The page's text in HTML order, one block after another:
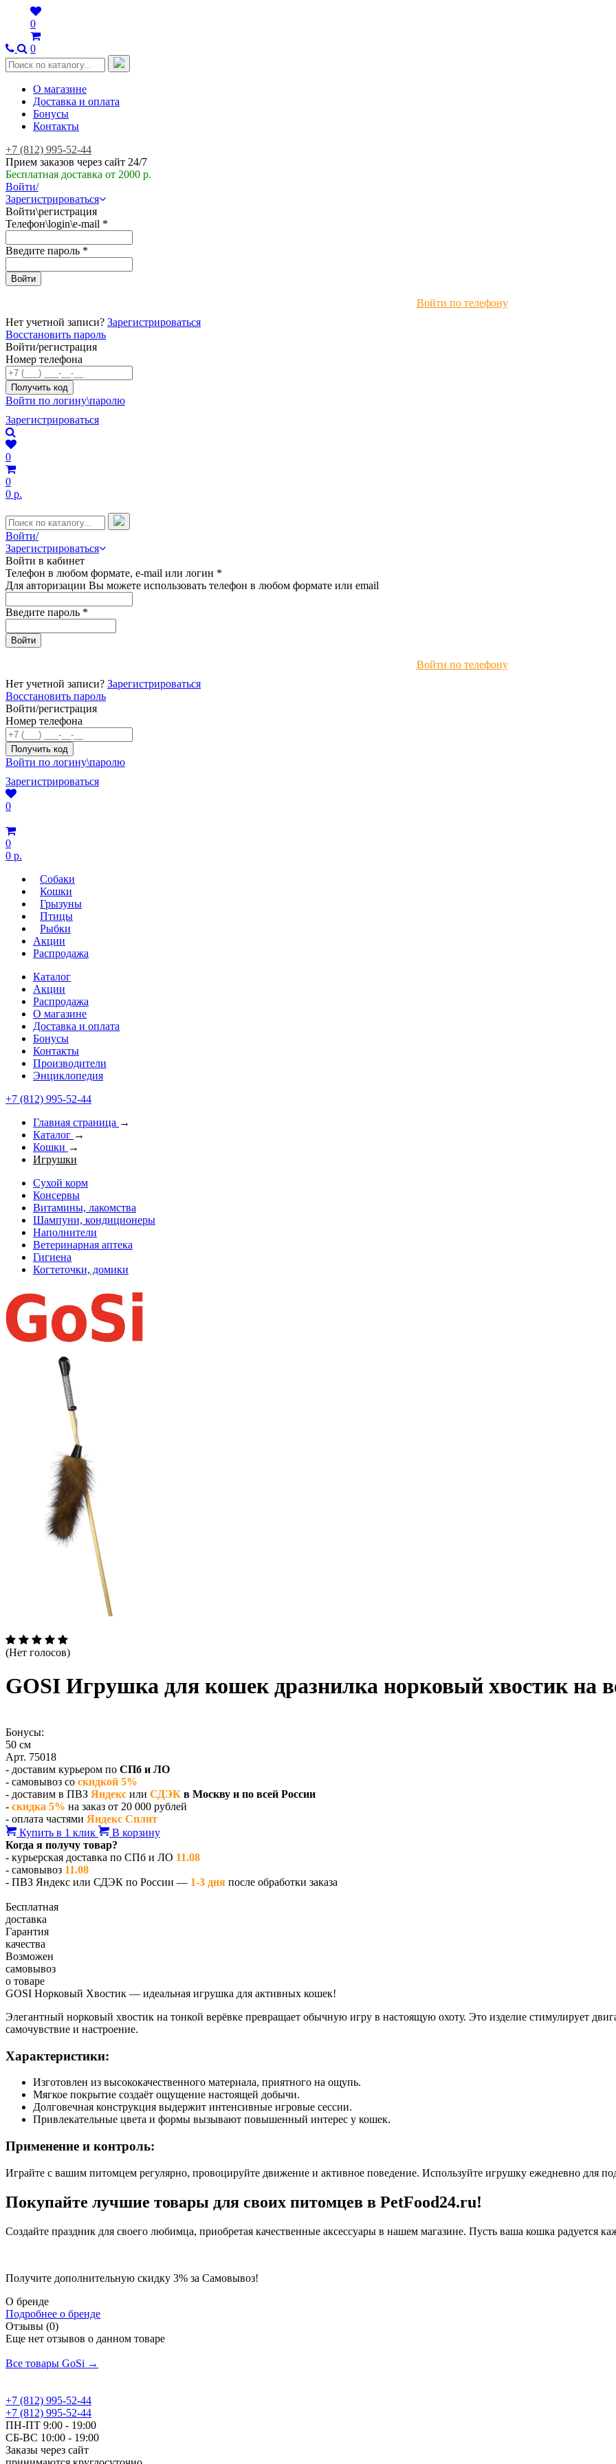
0
0
О магазине
Доставка и оплата
Бонусы
Контакты
+7 (812) 995-52-44
Прием заказов через сайт 24/7
Бесплатная доставка от 2000 р.
Войти/
Зарегистрироваться
Войти\регистрация
Телефон\login\e-mail *
Введите пароль *
Войти по телефону
Нет учетной записи? Зарегистрироваться
Восстановить пароль
Войти/регистрация
Номер телефона
Войти по логину\паролю
Зарегистрироваться
0
0
0 р.
Войти/
Зарегистрироваться
Войти в кабинет
Телефон в любом формате, e-mail или логин *
Для авторизации Вы можете использовать телефон в любом формате или email
Введите пароль *
Войти по телефону
Нет учетной записи? Зарегистрироваться
Восстановить пароль
Войти/регистрация
Номер телефона
Войти по логину\паролю
Зарегистрироваться
0
0
0 р.
Собаки
Кошки
Грызуны
Птицы
Рыбки
Акции
Распродажа
Каталог
Акции
Распродажа
О магазине
Доставка и оплата
Бонусы
Контакты
Производители
Энциклопедия
+7 (812) 995-52-44
Главная страница →
Каталог →
Кошки →
Игрушки
Сухой корм
Консервы
Витамины, лакомства
Шампуни, кондиционеры
Наполнители
Ветеринарная аптека
Гигиена
Когтеточки, домики
(Нет голосов)
GOSI Игрушка для кошек дразнилка норковый хвостик на
Бонусы:
50 см
Арт. 75018
- доставим курьером по СПб и ЛО
- самовывоз со скидкой 5%
- доставим в ПВЗ Яндекс или СДЭК в Москву и по всей России
- скидка 5% на заказ от 20 000 рублей
- оплата частями Яндекс Сплит
Купить в 1 клик
В корзину
Когда я получу товар?
- курьерская доставка по СПб и ЛО 11.08
- самовывоз 11.08
- ПВЗ Яндекс или СДЭК по России — 1-3 дня после обработки заказа
Бесплатная
доставка
Гарантия
качества
Возможен
самовывоз
о товаре
GOSI Норковый Хвостик — идеальная игрушка для активных кошек!
Элегантный норковый хвостик на тонкой верёвке превращает обычную игру в настоящую охоту. Это изделие стимулирует
самочувствие и настроение.
Характеристики:
Изготовлен из высококачественного материала, приятного на ощупь.
Мягкое покрытие создаёт ощущение настоящей добычи.
Долговечная конструкция выдержит интенсивные игровые сессии.
Привлекательные цвета и формы вызывают повышенный интерес у кошек.
Применение и контроль:
Играйте с вашим питомцем регулярно, провоцируйте движение и активное поведение. Используйте игрушку ежедневно для
Покупайте лучшие товары для своих питомцев в PetFood24.ru!
Создайте праздник для своего любимца, приобретая качественные аксессуары в нашем магазине. Пусть ваша кошка радуется
Получите дополнительную скидку 3% за Самовывоз!
О бренде
Подробнее о бренде
Отзывы (0)
Еще нет отзывов о данном товаре
Все товары GoSi →
+7 (812) 995-52-44
+7 (812) 995-52-44
ПН-ПТ 9:00 - 19:00
СБ-ВС 10:00 - 19:00
Заказы через сайт